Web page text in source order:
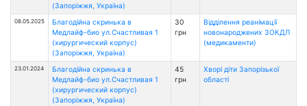
(Запоріжжя, Україна)
08.05.2025
Благодійна скринька в
Медлайф-био ул.Счастливая 1
(хирургический корпус)
(Запоріжжя, Україна)
30
грн
Відділення реанімації
новонароджених ЗОКДЛ
(медикаменти)
23.01.2024
Благодійна скринька в
Медлайф-био ул.Счастливая 1
(хирургический корпус)
(Запоріжжя, Україна)
45
грн
Хворі діти Запорізької
області